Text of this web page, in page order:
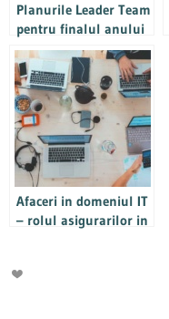
Planurile Leader Team
pentru finalul anului
2018
Afaceri in domeniul IT
– rolul asigurarilor in